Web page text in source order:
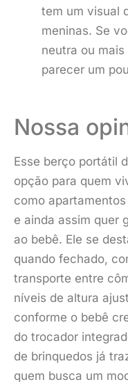
tem um visual
meninas. Se
neutra ou
parecer um
Nossa
Esse berço portátil
opção para quem
como
e ainda assim quer
ao bebê. Ele se
quando fechado,
transporte entre
níveis de altura
conforme o bebê
do trocador
de brinquedos já
quem busca um